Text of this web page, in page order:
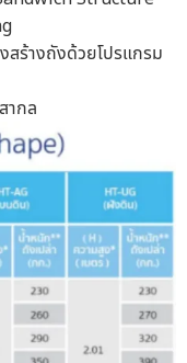
สร้างถังด้วยโปรแกรม
ากล